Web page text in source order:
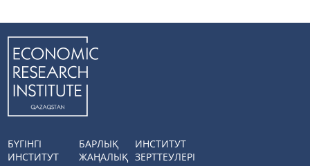
БҮГІНГІ
ИНСТИТУТ
БАРЛЫҚ
ЖАҢАЛЫҚ
ИНСТИТУТ
ЗЕРТТЕУЛЕРІ